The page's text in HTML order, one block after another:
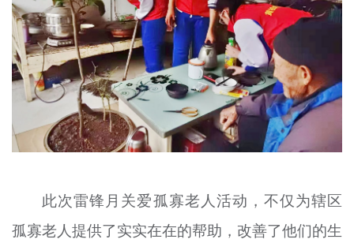
此次雷锋月关爱孤寡老人活动，不仅为辖区
孤寡老人提供了实实在在的帮助，改善了他们的生